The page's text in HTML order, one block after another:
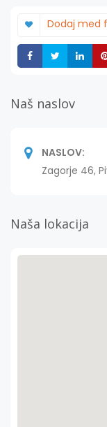
Dodaj med
Deli Deli
Naš naslov
NASLOV:
Zagorje 46,
Naša lokacija